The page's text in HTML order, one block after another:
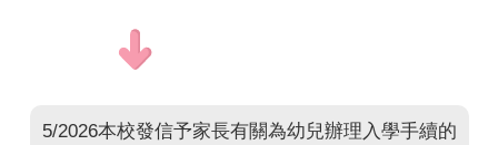
5/2026本校發信予家長有關為幼兒辦理入學手續的